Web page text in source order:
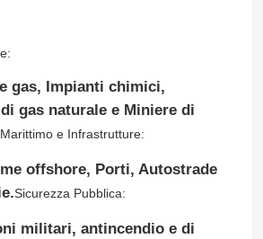
gas, Impianti chimici,
gas naturale e Miniere di
Marittimo e Infrastrutture:
offshore, Porti, Autostrade
Sicurezza Pubblica:
militari, antincendio e di